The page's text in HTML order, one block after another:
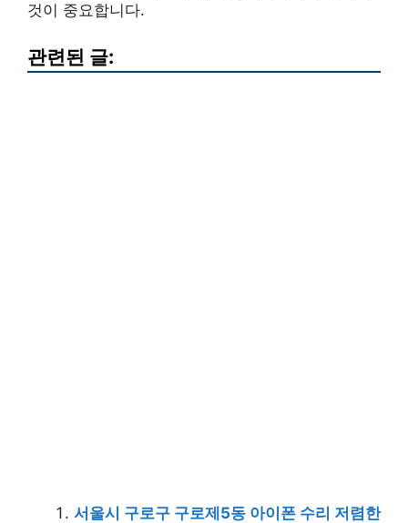
것이 중요합니다.
관련된 글:
서울시 구로구 구로제5동 아이폰 수리 저렴한